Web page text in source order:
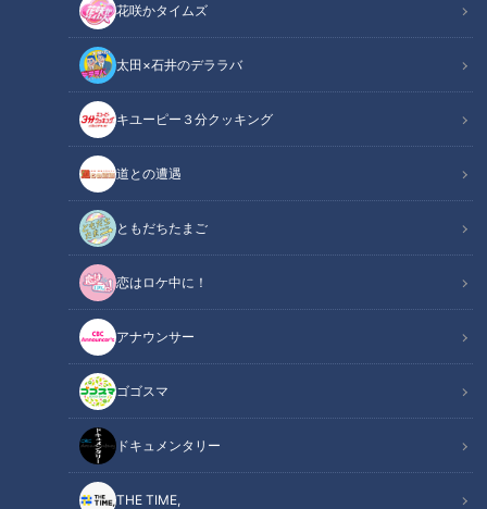
花咲かタイムズ
太田×石井のデララバ
キユーピー３分クッキング
道との遭遇
ともだちたまご
恋はロケ中に！
アナウンサー
ゴゴスマ
ドキュメンタリー
THE TIME,
この記事の画像